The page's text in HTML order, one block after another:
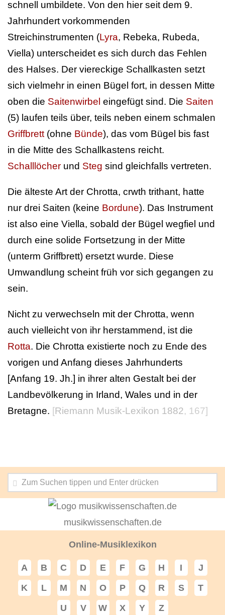
schnell umbildete. Von den hier seit dem 9.
Jahrhundert vorkommenden
Streichinstrumenten (Lyra, Rebeka, Rubeda,
Viella) unterscheidet es sich durch das Fehlen
des Halses. Der viereckige Schallkasten setzt
sich vielmehr in einen Bügel fort, in dessen Mitte
oben die Saitenwirbel eingefügt sind. Die Saiten
(5) laufen teils über, teils neben einem schmalen
Griffbrett (ohne Bünde), das vom Bügel bis fast
in die Mitte des Schallkastens reicht.
Schalllöcher und Steg sind gleichfalls vertreten.
Die älteste Art der Chrotta, crwth trithant, hatte
nur drei Saiten (keine Bordune). Das Instrument
ist also eine Viella, sobald der Bügel wegfiel und
durch eine solide Fortsetzung in der Mitte
(unterm Griffbrett) ersetzt wurde. Diese
Umwandlung scheint früh vor sich gegangen zu
sein.
Nicht zu verwechseln mit der Chrotta, wenn
auch vielleicht von ihr herstammend, ist die
Rotta. Die Chrotta existierte noch zu Ende des
vorigen und Anfang dieses Jahrhunderts
[Anfang 19. Jh.] in ihrer alten Gestalt bei der
Landbevölkerung in Irland, Wales und in der
Bretagne. [Riemann Musik-Lexikon 1882, 167]
musikwissenschaften.de
Online-Musiklexikon
A B C D E F G H I
J
K
L M N O P Q R S
T
U
V W X Y Z